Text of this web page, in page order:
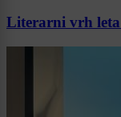
Literarni vrh